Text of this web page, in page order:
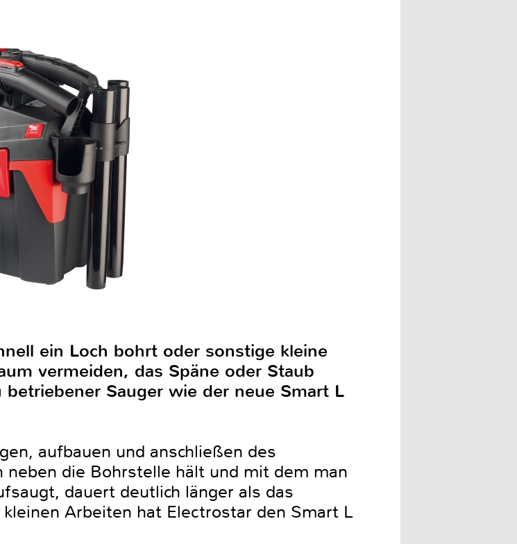
ein Loch bohrt oder sonstige kleine
vermeiden, das Späne oder Staub
Sauger wie der neue Smart L
aufbauen und anschließen des
die Bohrstelle hält und mit dem man
dauert deutlich länger als das
Arbeiten hat Electrostar den Smart L